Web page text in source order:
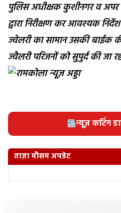
पुलिस अधीक्षक कुशीनगर व
द्वारा निरीक्षण कर आवश्यक
ज्वेलरी का सामान उसकी बाईक
ज्वैलरी परिजनों को सुपुर्द की जा
न्यूज़ कटिंग
ताज़ा मौसम अपडेट